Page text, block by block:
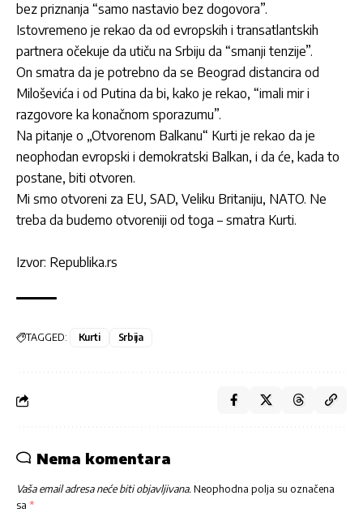
bez priznanja “samo nastavio bez dogovora”.
Istovremeno je rekao da od evropskih i transatlantskih
partnera očekuje da utiču na Srbiju da “smanji tenzije”.
On smatra da je potrebno da se Beograd distancira od
Miloševića i od Putina da bi, kako je rekao, “imali mir i
razgovore ka konačnom sporazumu”.
Na pitanje o „Otvorenom Balkanu“ Kurti je rekao da je
neophodan evropski i demokratski Balkan, i da će, kada to
postane, biti otvoren.
Mi smo otvoreni za EU, SAD, Veliku Britaniju, NATO. Ne
treba da budemo otvoreniji od toga – smatra Kurti.
Izvor: Republika.rs
TAGGED: Kurti Srbija
Nema komentara
Vaša email adresa neće biti objavljivana. Neophodna polja su označena
sa *